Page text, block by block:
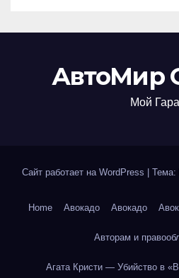
АвтоМир
Мой
Сайт работает на WordPress Тема:
Home Авокадо Авокадо
Авторам и
Агата Кристи — Убийство в